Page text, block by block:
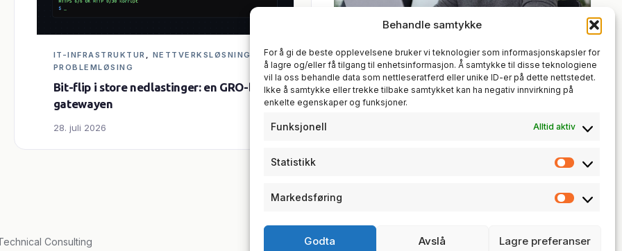
Behandle samtykke
For å gi de beste opplevelsene bruker vi teknologier som informasjonskapsler for
å lagre og/eller få tilgang til enhetsinformasjon. Å samtykke til disse teknologiene
vil la oss behandle data som nettleseratferd eller unike ID-er på dette nettstedet.
Ikke å samtykke eller trekke tilbake samtykket kan ha negativ innvirkning på
enkelte egenskaper og funksjoner.
Funksjonell Alltid aktiv
Statistikk
Markedsføring
Godta Avslå Lagre preferanser
IT-INFRASTRUKTUR , NETTVERKSLØSNINGER
,
PROBLEMLØSING
Bit-flip i store nedlastinger: en GRO-bug i
gatewayen
28. juli 2026
BACKUP, IT-INFRASTRUKTUR ,
SYSTEMADMINISTRASJON
Speil alle GitHub-repoene dine til en
selvhostet Gitea
Consulting
trosunit AS · NO 930 190 268 MVA
© 2026 · trosunit.no